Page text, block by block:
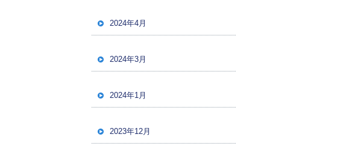
2024年4月
2024年3月
2024年1月
2023年12月